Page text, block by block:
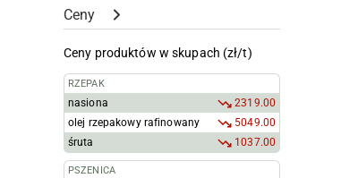
Ceny
Ceny produktów w skupach (zł/t)
RZEPAK
nasiona
2319.00
olej rzepakowy rafinowany
5049.00
śruta
1037.00
PSZENICA